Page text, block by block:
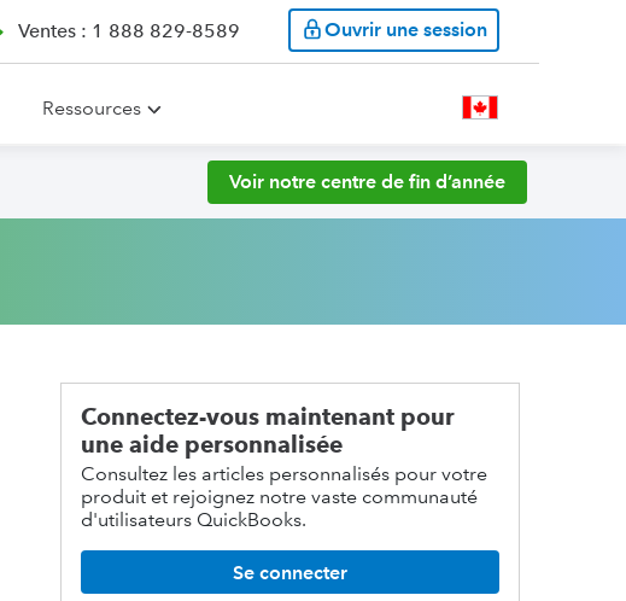
Ventes : 1 888 829-8589 Ouvrir une session
Ressources
Voir notre centre de fin d’année
Connectez-vous maintenant pour
une aide personnalisée
Consultez les articles personnalisés pour votre
produit et rejoignez notre vaste communauté
d'utilisateurs QuickBooks.
Se connecter